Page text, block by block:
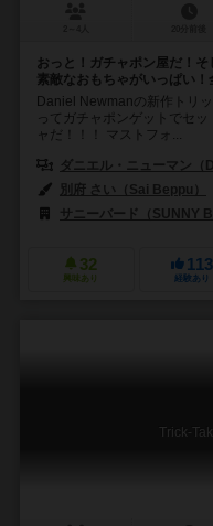
おっと！ガチャポン屋だ！
素敵なおもちゃがいっぱい！
Daniel Newmanの新作トリ
ってガチャポンゲットでセ
ャだ！！！ マストフォ...
ダニエル・ニューマン（
別府 さい（Sai Beppu）
サニーバード（SUNNY
32
興味あり
113
経験あり
Trick-